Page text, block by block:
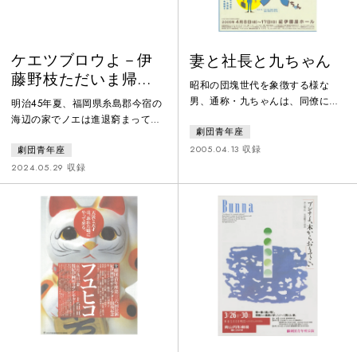
ケエツブロウよ－伊
藤野枝ただいま帰省
中
明治45年夏、福岡県糸島郡今宿の
海辺の家でノエは進退窮まってい
れていた結婚が嫌で飛び出したの
が春の終わり、恩師だった辻潤の
もとへ身を寄せ、「青鞜」の平塚
らいてうと出会い、離婚のため戻
ってきたが親族はみな猛反対。東
京に戻る金もなく針の筵だったあ
る日、「どうせ死ぬならケエツブ
ロウよ、かなしお前とあの渦巻へ
―」と謎の文句を残して消えたノ
エ…。伊藤野枝激動の生涯を、生
まれ故郷
劇団青年座
2024.05.29 収録
妻と社長と九ちゃん
昭和の団塊世代を象徴する様な
男、通称・九ちゃんは、同僚には
はかわいがられている。社長は頑
固一徹だが憎めない男、その妻は
日、その社長が亡くなった。通夜
の席、胸の内を熱く語る九ちゃん
の姿を見た若い社員は、何故彼の
仇名が「九ちゃん」なのかを知
る。合理性と効率が求められる社
会に変わりゆく中で、社長と九ち
ゃんと妻の間には、懐かしい昭和
の人間味、友情が
劇団青年座
2005.04.13 収録